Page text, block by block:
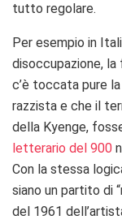
tutto regolare.
Per esempio in
disoccupazione,
c’è toccata pure
razzista e che il
della Kyenge,
letterario del 900
Con la stessa
siano un partito di
del 1961